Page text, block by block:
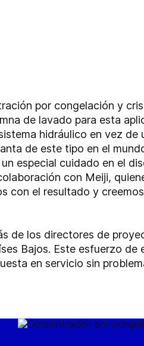
por congelación y
de lavado para esta
hidráulico en vez de
de este tipo en el
especial cuidado en el
con Meiji,
con el resultado y
de los directores de
Bajos. Este esfuerzo de
en servicio sin